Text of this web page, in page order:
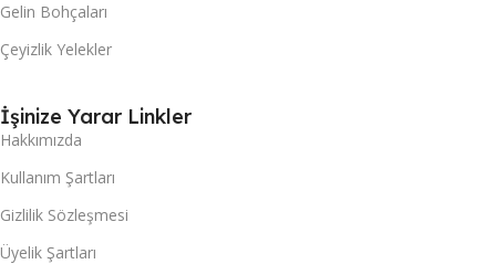
Gelin Bohçaları
Çeyizlik Yelekler
İşinize Yarar Linkler
Hakkımızda
Kullanım Şartları
Gizlilik Sözleşmesi
Üyelik Şartları